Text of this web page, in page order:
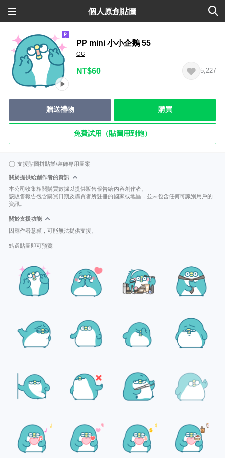
個人原創貼圖
PP mini 小小企鵝 55
GG
NT$60 5,227
贈送禮物 購買
免費試用（貼圖用到飽）
支援貼圖拼貼樂/裝飾專用圖案
關於提供給創作者的資訊
本公司收集相關購買數據以提供販售報告給內容創作者。
該販售報告包含購買日期及購買者所註冊的國家或地區，並未包含任何可識別用戶的
資訊。
關於支援功能
因應作者意願，可能無法提供支援。
點選貼圖即可預覽